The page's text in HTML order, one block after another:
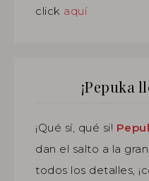
click aquí
¡Pepuka
¡Qué sí, qué si!
dan el salto a la
todos los detalles,